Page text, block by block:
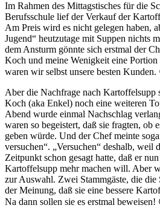
Im Rahmen des Mittagstisches für die
Berufsschule lief der Verkauf der
Am Preis wird es nicht gelegen haben,
Jugend“ heutzutage mit Suppen nichts
dem Ansturm gönnte sich erstmal der
Koch und meine Wenigkeit eine
waren wir selbst unsere besten Kunden.
Aber die Nachfrage nach Kartoffelsupp
Koch (aka Enkel) noch eine weiteren
Abend wurde einmal Nachschlag
waren so begeistert, daß sie fragten, ob
geben würde. Und der Chef meinte
versuchen“. „Versuchen“ deshalb, weil
Zeitpunkt schon gesagt hatte, daß er
Kartoffelsupp mehr machen will. Aber
zur Auswahl. Zwei Stammgäste, die die
der Meinung, daß sie eine bessere
Na dann sollen sie es erstmal beweisen!